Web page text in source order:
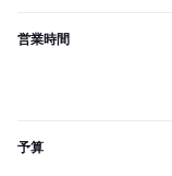
営業時間
予算